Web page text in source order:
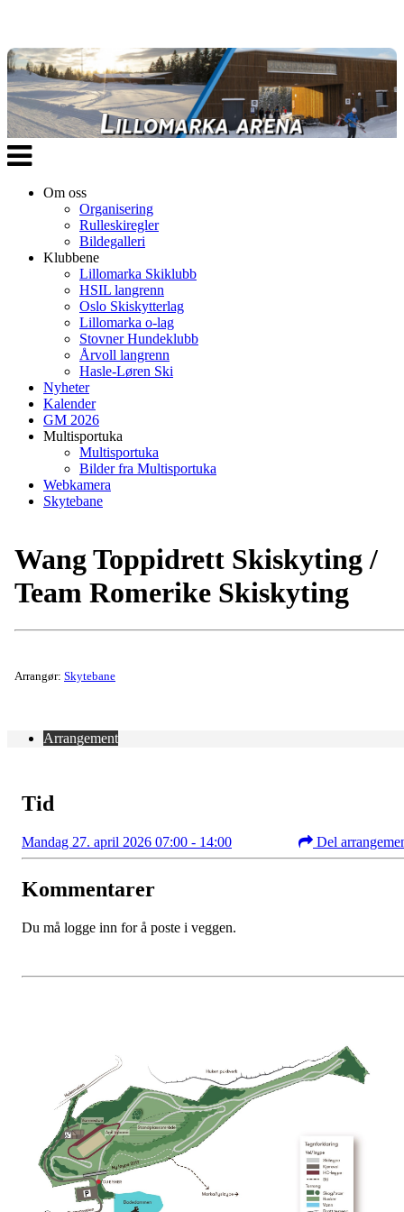
Veksle
navigasjon
Om oss
Organisering
Rulleskiregler
Bildegalleri
Klubbene
Lillomarka Skiklubb
HSIL langrenn
Oslo Skiskytterlag
Lillomarka o-lag
Stovner Hundeklubb
Årvoll langrenn
Hasle-Løren Ski
Nyheter
Kalender
GM 2026
Multisportuka
Multisportuka
Bilder fra Multisportuka
Webkamera
Skytebane
Wang Toppidrett Skiskyting /
Team Romerike Skiskyting
Arrangør: Skytebane
Arrangement
Tid
Mandag 27. april 2026 07:00 - 14:00 Del
Kommentarer
Du må logge inn for å poste i veggen.